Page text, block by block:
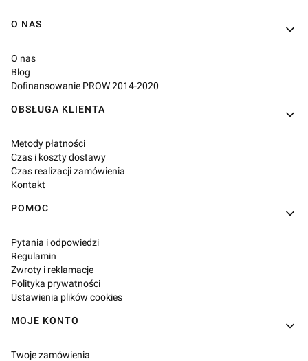
Linki w stopce
O NAS
O nas
Blog
Dofinansowanie PROW 2014-2020
OBSŁUGA KLIENTA
Metody płatności
Czas i koszty dostawy
Czas realizacji zamówienia
Kontakt
POMOC
Pytania i odpowiedzi
Regulamin
Zwroty i reklamacje
Polityka prywatności
Ustawienia plików cookies
MOJE KONTO
Twoje zamówienia